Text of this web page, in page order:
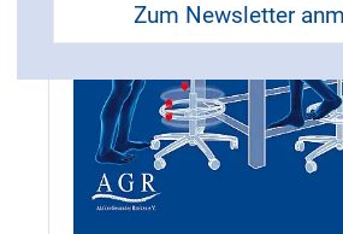
Zum Newsletter